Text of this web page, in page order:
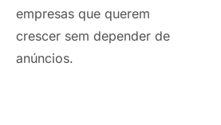
empresas que querem
crescer sem depender de
anúncios.